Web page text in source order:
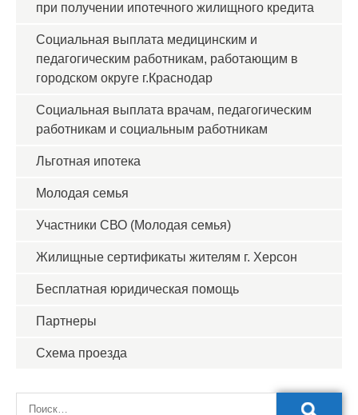
при получении ипотечного жилищного кредита
Социальная выплата медицинским и
педагогическим работникам, работающим в
городском округе г.Краснодар
Социальная выплата врачам, педагогическим
работникам и социальным работникам
Льготная ипотека
Молодая семья
Участники СВО (Молодая семья)
Жилищные сертификаты жителям г. Херсон
Бесплатная юридическая помощь
Партнеры
Схема проезда